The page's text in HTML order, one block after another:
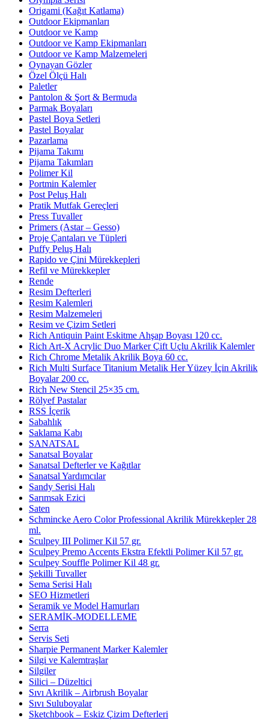
Origami (Kağıt Katlama)
Outdoor Ekipmanları
Outdoor ve Kamp
Outdoor ve Kamp Ekipmanları
Outdoor ve Kamp Malzemeleri
Oynayan Gözler
Özel Ölçü Halı
Paletler
Pantolon & Şort & Bermuda
Parmak Boyaları
Pastel Boya Setleri
Pastel Boyalar
Pazarlama
Pijama Takımı
Pijama Takımları
Polimer Kil
Portmin Kalemler
Post Peluş Halı
Pratik Mutfak Gereçleri
Press Tuvaller
Primers (Astar – Gesso)
Proje Çantaları ve Tüpleri
Puffy Peluş Halı
Rapido ve Çini Mürekkepleri
Refil ve Mürekkepler
Rende
Resim Defterleri
Resim Kalemleri
Resim Malzemeleri
Resim ve Çizim Setleri
Rich Antiquin Paint Eskitme Ahşap Boyası 120 cc.
Rich Art-X Acrylic Duo Marker Çift Uçlu Akrilik Kalemler
Rich Chrome Metalik Akrilik Boya 60 cc.
Rich Multi Surface Titanium Metalik Her Yüzey İçin Akrilik
Boyalar 200 cc.
Rich New Stencil 25×35 cm.
Rölyef Pastalar
RSS İçerik
Sabahlık
Saklama Kabı
SANATSAL
Sanatsal Boyalar
Sanatsal Defterler ve Kağıtlar
Sanatsal Yardımcılar
Sandy Serisi Halı
Sarımsak Ezici
Saten
Schmincke Aero Color Professional Akrilik Mürekkepler 28
ml.
Sculpey III Polimer Kil 57 gr.
Sculpey Premo Accents Ekstra Efektli Polimer Kil 57 gr.
Sculpey Souffle Polimer Kil 48 gr.
Şekilli Tuvaller
Sema Serisi Halı
SEO Hizmetleri
Seramik ve Model Hamurları
SERAMİK-MODELLEME
Serra
Servis Seti
Sharpie Permanent Marker Kalemler
Silgi ve Kalemtraşlar
Silgiler
Silici – Düzeltici
Sıvı Akrilik – Airbrush Boyalar
Sıvı Suluboyalar
Sketchbook – Eskiz Çizim Defterleri